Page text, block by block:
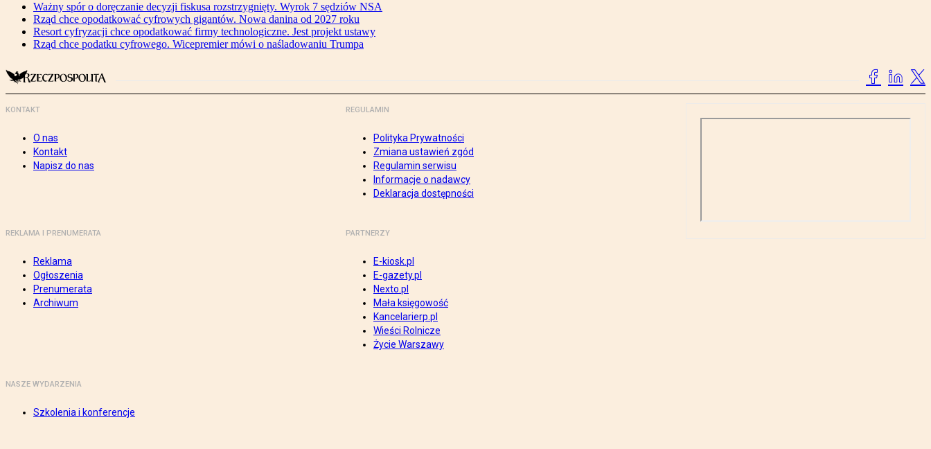
Ważny spór o doręczanie decyzji fiskusa rozstrzygnięty. Wyrok 7 sędziów NSA
Rząd chce opodatkować cyfrowych gigantów. Nowa danina od 2027 roku
Resort cyfryzacji chce opodatkować firmy technologiczne. Jest projekt ustawy
Rząd chce podatku cyfrowego. Wicepremier mówi o naśladowaniu Trumpa
KONTAKT
O nas
Kontakt
Napisz do nas
REGULAMIN
Polityka Prywatności
Zmiana ustawień zgód
Regulamin serwisu
Informacje o nadawcy
Deklaracja dostępności
REKLAMA I PRENUMERATA
Reklama
Ogłoszenia
Prenumerata
Archiwum
PARTNERZY
E-kiosk.pl
E-gazety.pl
Nexto.pl
Mała księgowość
Kancelarierp.pl
Wieści Rolnicze
Życie Warszawy
NASZE WYDARZENIA
Szkolenia i konferencje